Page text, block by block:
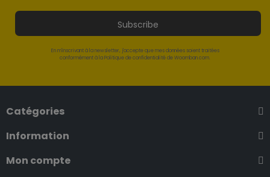
Subscribe
En m'inscrivant à la newsletter, j'accepte que mes données soient traitées
conformément à la Politique de confidentialité de Woomban.com.
Catégories
Information
Mon compte